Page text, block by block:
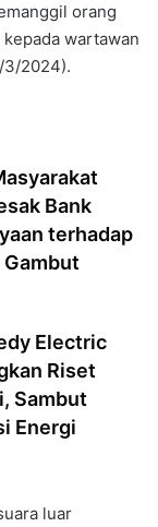
orang
wartawan
3/2024).
Bank
terhadap
Electric
Riset
Sambut
Energi
luar